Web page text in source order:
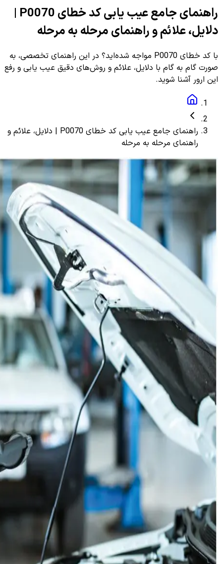
راهنمای جامع عیب یابی کد خطای P0070 |
دلایل، علائم و راهنمای مرحله به مرحله
با کد خطای P0070 مواجه شده‌اید؟ در این راهنمای تخصصی، به
صورت گام به گام با دلایل، علائم و روش‌های دقیق عیب یابی و رفع
این ارور آشنا شوید.
راهنمای جامع عیب یابی کد خطای P0070 | دلایل، علائم و
راهنمای مرحله به مرحله